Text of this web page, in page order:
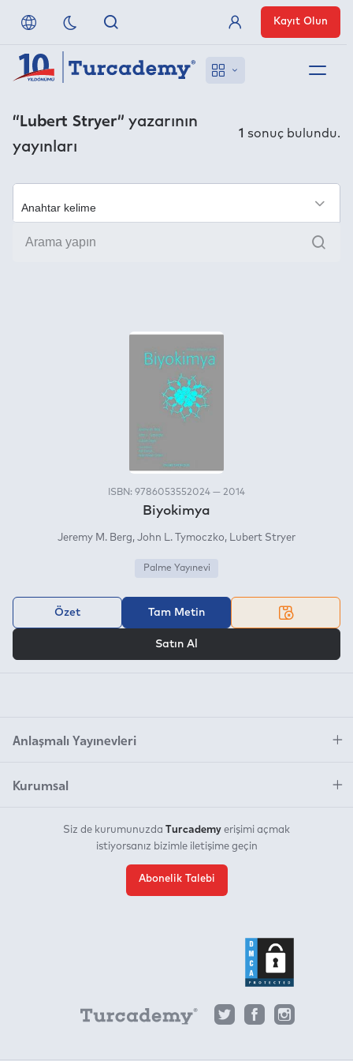
Referanslarımız
Uzaktan Erişim
Nasıl Erişirim
Üye Girişi
Kayıt Olun
“Lubert Stryer” yazarının
yayınları
1 sonuç bulundu.
Ara
ISBN: 9786053552024 — 2014
Biyokimya
Jeremy M. Berg John L. Tymoczko Lubert Stryer
Palme Yayınevi
Özet Tam Metin
Satın Al
Anlaşmalı Yayınevleri
Kurumsal
Siz de kurumunuzda Turcademy erişimi açmak
istiyorsanız bizimle iletişime geçin
Abonelik Talebi